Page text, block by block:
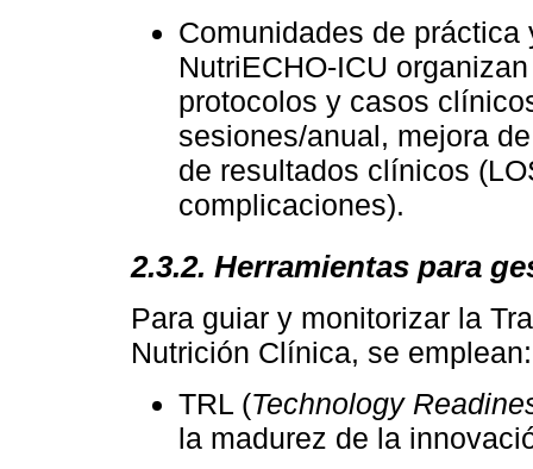
Comunidades de
NutriECHO-ICU
protocolos y casos
sesiones/anual, mejora
de resultados clínicos
complicaciones).
2.3.2. Herramientas para
Para guiar y monitorizar la
Nutrición Clínica, se emplean:
TRL (Technology
la madurez de la